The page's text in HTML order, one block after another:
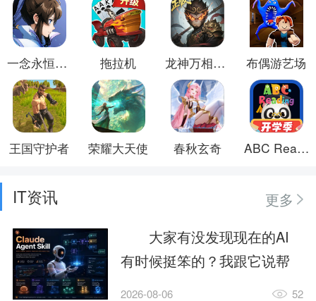
一念永恒：少年追梦 拖拉机 龙神万相：神战 布偶游艺场
王国守护者 荣耀大天使 春秋玄奇 ABC Reading
IT资讯
更多
大家有没发现现在的AI
有时候挺笨的？我跟它说帮
我订个明天早上的闹钟，它
2026-08-06 52